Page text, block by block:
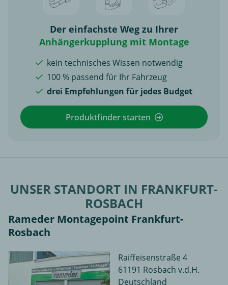
Der einfachste Weg zu Ihrer
Anhängerkupplung mit Montage
kein technisches Wissen notwendig
100 % passend für Ihr Fahrzeug
drei Empfehlungen für jedes Budget
Produktfinder starten
UNSER STANDORT IN FRANKFURT-
ROSBACH
Rameder Montagepoint Frankfurt-
Rosbach
Raiffeisenstraße 4
61191 Rosbach v.d.H.
Deutschland